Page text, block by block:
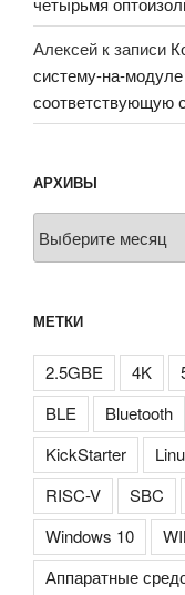
Алексей к записи
систему-на-
соответствующую
АРХИВЫ
МЕТКИ
2.5GBE 4K
BLE
Bluetooth
KickStarter
RISC-V
SBC
Windows 10
Аппаратные